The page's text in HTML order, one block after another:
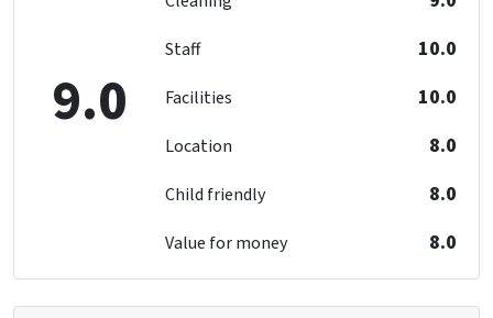
Wheelchair Adapted
Without threshold
Kitchen
Type of cooker
Microwave
9.0
Staff 10.0
Facilities 10.0
Location 8.0
Child friendly 8.0
Value for money 8.0